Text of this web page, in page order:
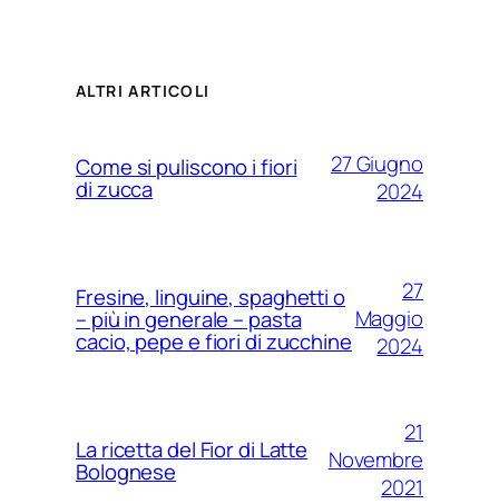
ALTRI ARTICOLI
Come si puliscono i fiori
di zucca
27 Giugno
2024
Fresine, linguine, spaghetti o
– più in generale – pasta
cacio, pepe e fiori di zucchine
27
Maggio
2024
La ricetta del Fior di Latte
Bolognese
21
Novembre
2021